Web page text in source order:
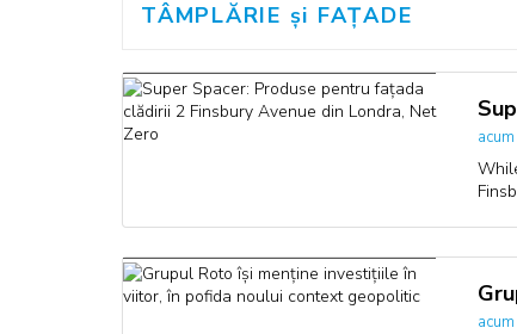
TÂMPLĂRIE și FAȚADE